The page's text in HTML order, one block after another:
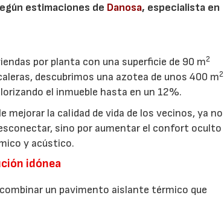
estimaciones de Danosa, especialista en
por planta con una superficie de 90 m2
descubrimos una azotea de unos 400 m2
el inmueble hasta en un 12%.
mejorar la calidad de vida de los vecinos, ya no
sino por aumentar el confort oculto
y acústico.
idónea
un pavimento aislante térmico que